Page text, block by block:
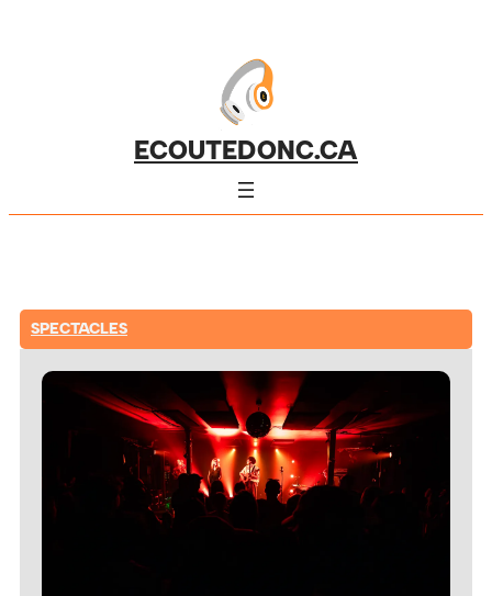
ECOUTEDONC.CA
SPECTACLES